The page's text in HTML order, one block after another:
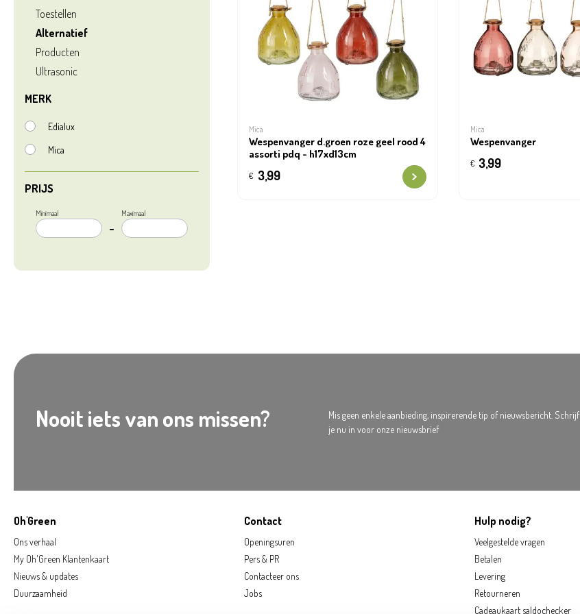
Toestellen
Alternatief
Producten
Ultrasonic
MERK
Edialux
Mica
PRIJS
Minimaal
–
Maximaal
Mica
Wespenvanger d.groen roze geel rood 4
assorti pdq - h17xd13cm
€ 3,99
Mica
Wespenvanger
€ 3,99
Nooit iets van ons missen?
Mis geen enkele aanbieding, inspirerende tip of nieuwsbericht. Schrijf
je nu in voor onze nieuwsbrief
Oh'Green
Ons verhaal
My Oh'Green Klantenkaart
Nieuws & updates
Duurzaamheid
Contact
Openingsuren
Pers & PR
Contacteer ons
Jobs
Hulp nodig?
Veelgestelde vragen
Betalen
Levering
Retourneren
Cadeaukaart saldochecker